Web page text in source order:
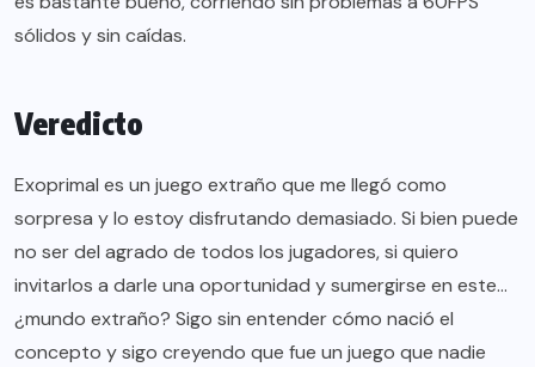
sólidos y sin caídas.
Veredicto
Exoprimal es un juego extraño que me llegó como
sorpresa y lo estoy disfrutando demasiado. Si bien puede
no ser del agrado de todos los jugadores, si quiero
invitarlos a darle una oportunidad y sumergirse en este…
¿mundo extraño? Sigo sin entender cómo nació el
concepto y sigo creyendo que fue un juego que nadie